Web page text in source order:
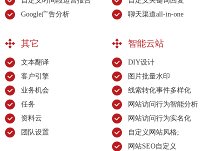
Google广告分析
聊天渠道all-in-one
其它
文本翻译
客户引擎
业务机会
任务
资料云
团队设置
智能云站
DIY设计
图片批量水印
线索转化事件多样化
网站访问行为智能分析
网站访问行为实名化
自定义网站风格;
网站SEO自定义